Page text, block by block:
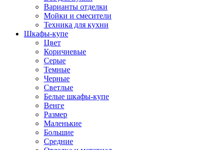
Варианты отделки
Мойки и смесители
Техника для кухни
Шкафы-купе
Цвет
Коричневые
Серые
Темные
Черные
Светлые
Белые шкафы-купе
Венге
Размер
Маленькие
Большие
Средние